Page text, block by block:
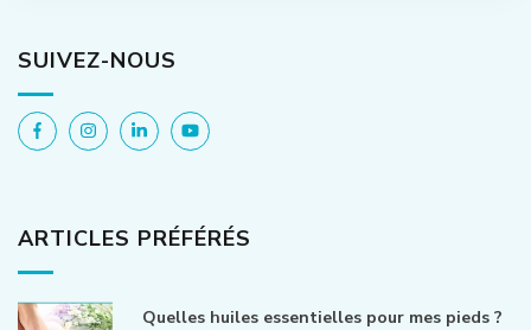
SUIVEZ-NOUS
ARTICLES PRÉFÉRÉS
Quelles huiles essentielles pour mes pieds ?